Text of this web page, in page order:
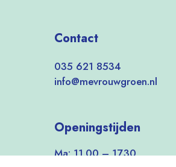
Contact
035 621 8534
info@mevrouwgroen.nl
Openingstijden
Ma: 11.00 – 17.30